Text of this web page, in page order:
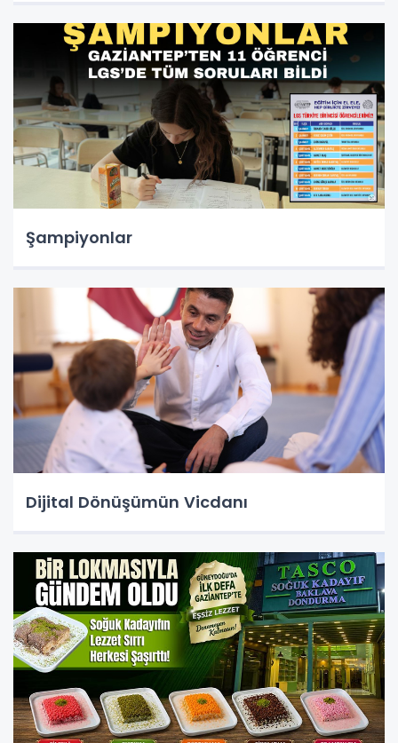
Şampiyonlar
Dijital Dönüşümün Vicdanı